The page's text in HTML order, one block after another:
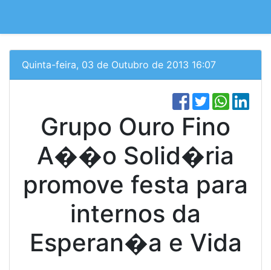
Quinta-feira, 03 de Outubro de 2013 16:07
Grupo Ouro Fino
A��o Solid�ria
promove festa para
internos da
Esperan�a e Vida